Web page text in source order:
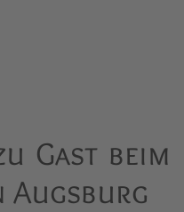
Gast beim
Augsburg